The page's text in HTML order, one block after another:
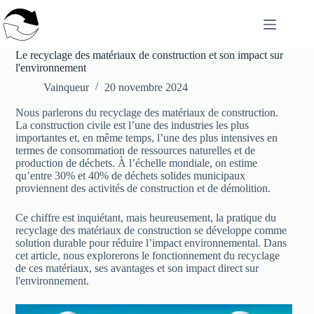
au
contenu
Le recyclage des matériaux de construction et son impact sur
l'environnement
Vainqueur
20 novembre 2024
Nous parlerons du recyclage des matériaux de construction.
La construction civile est l’une des industries les plus
importantes et, en même temps, l’une des plus intensives en
termes de consommation de ressources naturelles et de
production de déchets. À l’échelle mondiale, on estime
qu’entre 30% et 40% de déchets solides municipaux
proviennent des activités de construction et de démolition.
Ce chiffre est inquiétant, mais heureusement, la pratique du
recyclage des matériaux de construction se développe comme
solution durable pour réduire l’impact environnemental. Dans
cet article, nous explorerons le fonctionnement du recyclage
de ces matériaux, ses avantages et son impact direct sur
l'environnement.